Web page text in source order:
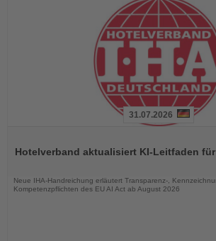
die
31.07.2026
Hotelverband aktualisiert KI-Leitfaden
Neue IHA-Handreichung erläutert Transparenz-,
Kompetenzpflichten des EU AI Act ab August 2026